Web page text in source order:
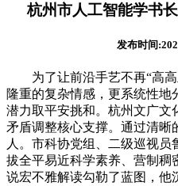
杭州市人工智能学书
发布时间
为了让前沿手艺不再“高高
隆重的复杂情感，更系统性地
潜力取平安挑和。杭州文广文
矛盾调整核心支撑。通过清晰
人。市科协党组、二级巡视
拔全平易近科学素养、营制稠
说宏不雅解读勾勒了蓝图，他